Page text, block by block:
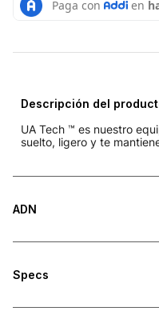
Descripción del
UA Tech ™ es nuestro
suelto, ligero y te
ADN
Specs